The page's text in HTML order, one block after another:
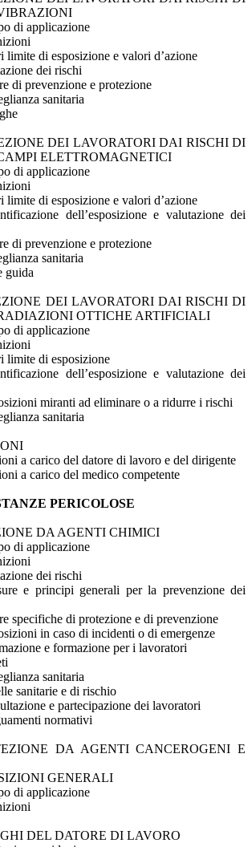
di applicazione
di esposizione e valori d’azione
dei rischi
di prevenzione e protezione
sanitaria
DEI LAVORATORI DAI RISCHI DI
ELETTROMAGNETICI
di applicazione
di esposizione e valori d’azione
dell’esposizione e valutazione dei
di prevenzione e protezione
sanitaria
guida
DEI LAVORATORI DAI RISCHI DI
OTTICHE ARTIFICIALI
di applicazione
limite di esposizione
dell’esposizione e valutazione dei
miranti ad eliminare o a ridurre i rischi
sanitaria
a carico del datore di lavoro e del dirigente
a carico del medico competente
PERICOLOSE
DA AGENTI CHIMICI
di applicazione
dei rischi
e principi generali per la prevenzione dei
specifiche di protezione e di prevenzione
in caso di incidenti o di emergenze
e formazione per i lavoratori
sanitaria
sanitarie e di rischio
e partecipazione dei lavoratori
normativi
DA AGENTI CANCEROGENI E
GENERALI
di applicazione
DEL DATORE DI LAVORO